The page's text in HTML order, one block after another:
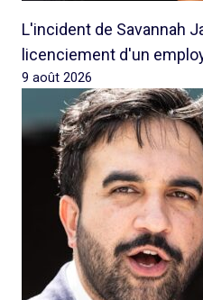
L'incident de Savannah
licenciement d'un
9 août 2026